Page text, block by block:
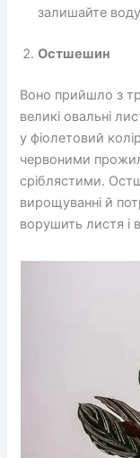
залишайте воду
Остшешин
Воно прийшло з
великі овальні
у фіолетовий
червоними
сріблястими.
вирощуванні й
ворушить листя і